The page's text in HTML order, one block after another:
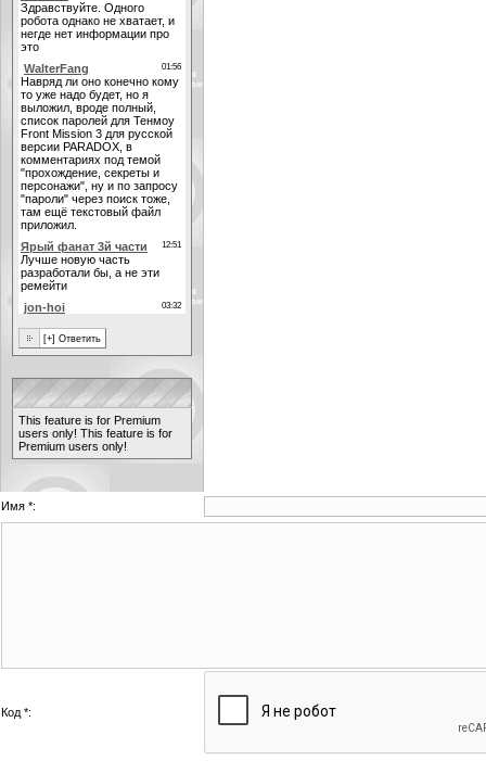
This feature is for Premium
users only! This feature is for
Premium users only!
Имя *:
Код *: